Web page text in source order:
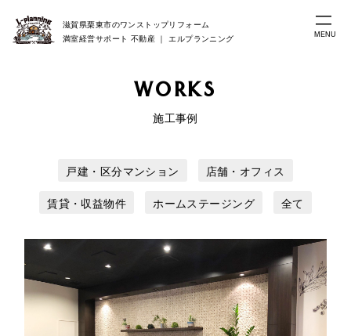
MENU
滋賀県栗東市のワンストップリフォーム
満室経営サポート 不動産 ｜ エルプランニング
WORKS
施工事例
戸建・区分マンション 店舗・オフィス
賃貸・収益物件 ホームステージング 全て